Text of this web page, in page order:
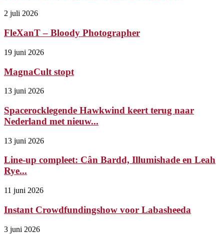
2 juli 2026
FleXanT – Bloody Photographer
19 juni 2026
MagnaCult stopt
13 juni 2026
Spacerocklegende Hawkwind keert terug naar
Nederland met nieuw...
13 juni 2026
Line-up compleet: Cân Bardd, Illumishade en Leah
Rye...
11 juni 2026
Instant Crowdfundingshow voor Labasheeda
3 juni 2026